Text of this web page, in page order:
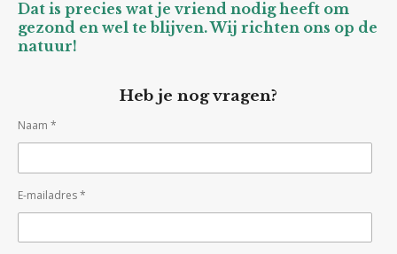
Dat is precies wat je vriend nodig heeft om
gezond en wel te blijven. Wij richten ons op de
natuur!
Heb je nog vragen?
Naam *
E-mailadres *